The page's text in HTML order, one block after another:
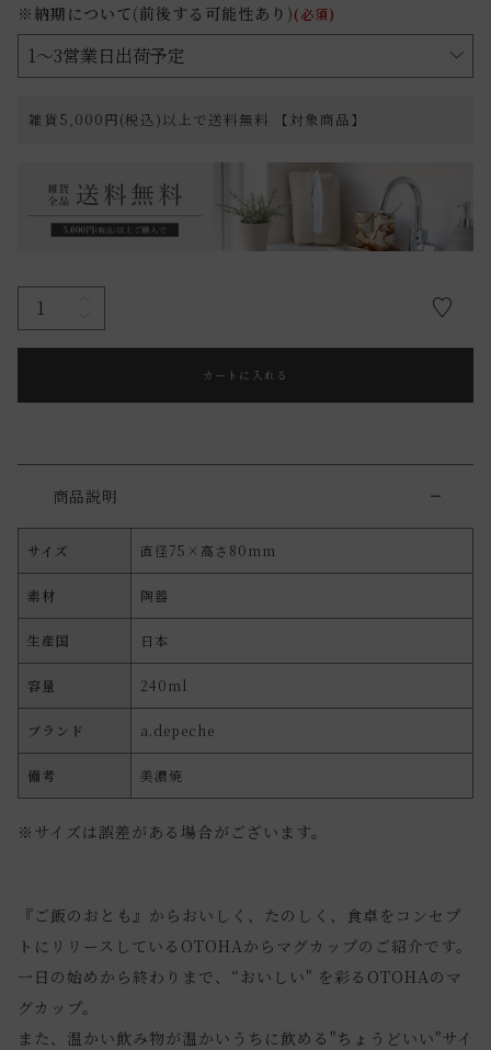
※納期について(前後する可能性あり)(必須)
雑貨5,000円(税込)以上で送料無料 【対象商品】
カートに入れる
商品説明
サイズ 直径75×高さ80mm
素材 陶器
生産国 日本
容量 240ml
ブランド a.depeche
備考 美濃焼
※サイズは誤差がある場合がございます。
『ご飯のおとも』からおいしく、たのしく、食卓をコンセプ
トにリリースしているOTOHAからマグカップのご紹介です。
一日の始めから終わりまで、“おいしい" を彩るOTOHAのマ
グカップ。
また、温かい飲み物が温かいうちに飲める"ちょうどいい"サイ